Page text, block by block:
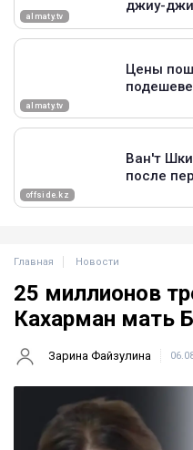
Главная Новости
25 миллионов
Кахарман мать
Зарина Файзулина